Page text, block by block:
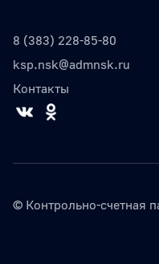
8 (383) 228-85-80
ksp.nsk@admnsk.ru
Контакты
© Контрольно-счетная